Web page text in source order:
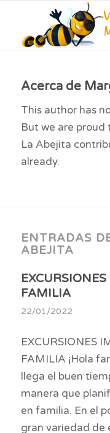
Acerca de
This author has
But we are proud
La Abejita
already.
ENTRADAS
ABEJITA
FAMILIA
22/01/2022
EXCURSIONES
FAMILIA ¡Hola
llega el buen
manera que
en familia. En el
gran variedad de